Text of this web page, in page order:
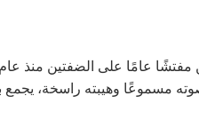
مسموعًا وهيبته راسخة،